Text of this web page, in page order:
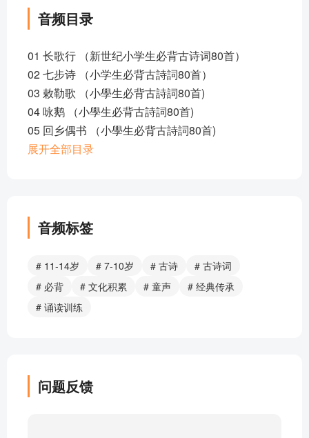
音频目录
01 长歌行 （新世纪小学生必背古诗词80首）
02 七步诗 （小学生必背古詩詞80首）
03 敕勒歌 （小學生必背古詩詞80首)
04 咏鹅 （小學生必背古詩詞80首)
05 回乡偶书 （小學生必背古詩詞80首)
06 咏柳 （小学生必背古詩詞80首)
10 宿建德江 （小学生必背古詩詞80首）
11 凉州词 （小学生必背古诗词80首）
12 出塞 （小学生必背古詩詞80首）(^_^)
13 从军行 （小学生必背古诗词80首）
15 鹿柴 （小学生必背古詩詞80首）
18 九月九日忆山东兄弟（小学生必背古詩詞80首）
19 别董大（小学生必背古詩詞80首）
展开全部目录
音频标签
# 11-14岁 # 7-10岁 # 古诗
# 古诗词
# 必背
# 文化积累 # 童声
# 经典传承
# 诵读训练
问题反馈